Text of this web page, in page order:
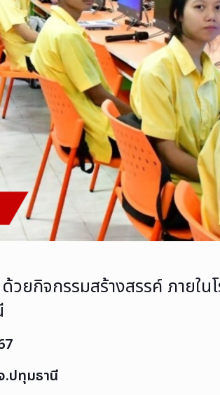
กิจกรรมสร้างสรรค์ ภายในโ
.ปทุมธานี